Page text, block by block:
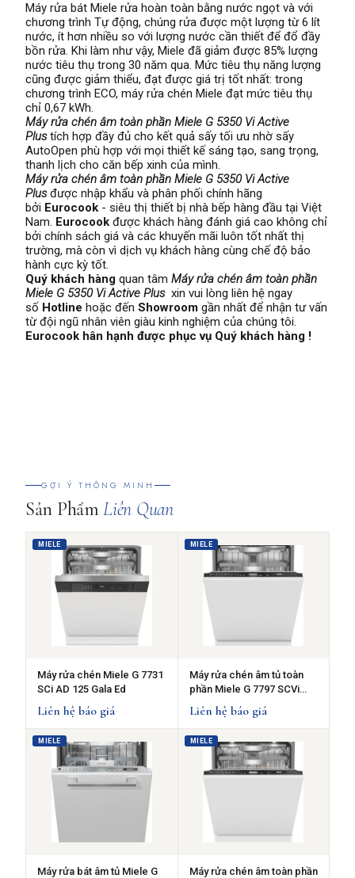
Máy rửa bát Miele rửa hoàn toàn bằng nước ngọt và với
chương trình Tự động, chúng rửa được một lượng từ 6 lít
nước, ít hơn nhiều so với lượng nước cần thiết để đổ đầy
bồn rửa. Khi làm như vậy, Miele đã giảm được 85% lượng
nước tiêu thụ trong 30 năm qua. Mức tiêu thụ năng lượng
cũng được giảm thiểu, đạt được giá trị tốt nhất: trong
chương trình ECO, máy rửa chén Miele đạt mức tiêu thụ
chỉ 0,67 kWh.
Máy rửa chén âm toàn phần Miele G 5350 Vi Active
Plustích hợp đầy đủ cho kết quả sấy tối ưu nhờ sấy
AutoOpen phù hợp với mọi thiết kế sáng tạo, sang trọng,
thanh lịch cho căn bếp xinh của mình.
Máy rửa chén âm toàn phần Miele G 5350 Vi Active
Plusđược nhập khẩu và phân phối chính hãng
bởi Eurocook - siêu thị thiết bị nhà bếp hàng đầu tại Việt
Nam. Eurocook được khách hàng đánh giá cao không chỉ
bởi chính sách giá và các khuyến mãi luôn tốt nhất thị
trường, mà còn vì dịch vụ khách hàng cùng chế độ bảo
hành cực kỳ tốt.
Quý khách hàng quan tâm Máy rửa chén âm toàn phần
Miele G 5350 Vi Active Plus xin vui lòng liên hệ ngay
số Hotline hoặc đến Showroom gần nhất để nhận tư vấn
từ đội ngũ nhân viên giàu kinh nghiệm của chúng tôi.
Eurocook hân hạnh được phục vụ Quý khách hàng !
GỢI Ý THÔNG MINH
Sản PhẩmLiên Quan
MIELE
Máy rửa chén Miele G 7731
SCi AD 125 Gala Ed
Liên hệ báo giá
MIELE
Máy rửa chén âm tủ toàn
phần Miele G 7797 SCVi
XXL AD 125 Gala Ed
Liên hệ báo giá
MIELE
Máy rửa bát âm tủ Miele G
MIELE
Máy rửa chén âm toàn phần